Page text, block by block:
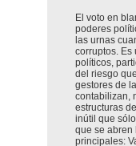
El voto en
poderes
las urnas
corruptos. Es
políticos,
del riesgo
gestores de
contabilizan,
estructuras
inútil que
que se abren
principales: